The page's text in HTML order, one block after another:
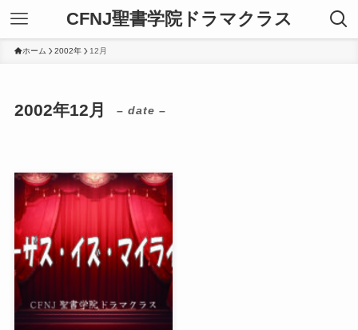
CFNJ聖書学院ドラマクラス
ホーム 2002年 12月
2002年12月 – date –